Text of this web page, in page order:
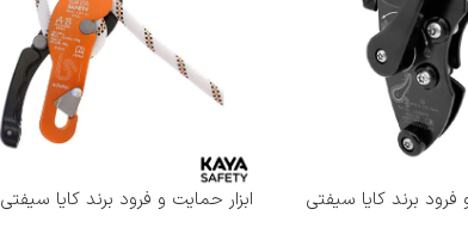
فرود برند کایا سیفتی
ابزار حمایت و فرود برند کایا سیفتی